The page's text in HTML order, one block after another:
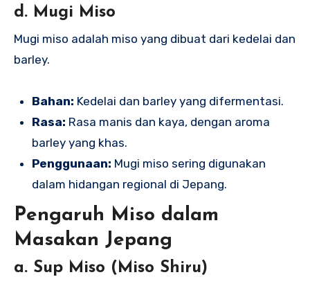
d. Mugi Miso
Mugi miso adalah miso yang dibuat dari kedelai dan
barley.
Bahan: Kedelai dan barley yang difermentasi.
Rasa: Rasa manis dan kaya, dengan aroma
barley yang khas.
Penggunaan: Mugi miso sering digunakan
dalam hidangan regional di Jepang.
Pengaruh Miso dalam
Masakan Jepang
a. Sup Miso (Miso Shiru)